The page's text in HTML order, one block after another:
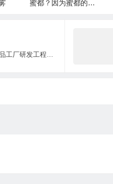
蜜都？因为蜜都的奖